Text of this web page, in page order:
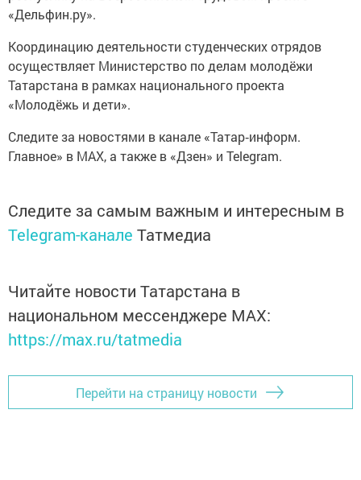
«Дельфин.ру».
Координацию деятельности студенческих отрядов
осуществляет Министерство по делам молодёжи
Татарстана в рамках национального проекта
«Молодёжь и дети».
Следите за новостями в канале «Татар‑информ.
Главное» в МАХ, а также в «Дзен» и Telegram.
Следите за самым важным и интересным в
Telegram-канале Татмедиа
Читайте новости Татарстана в
национальном мессенджере MАХ:
https://max.ru/tatmedia
Перейти на страницу новости